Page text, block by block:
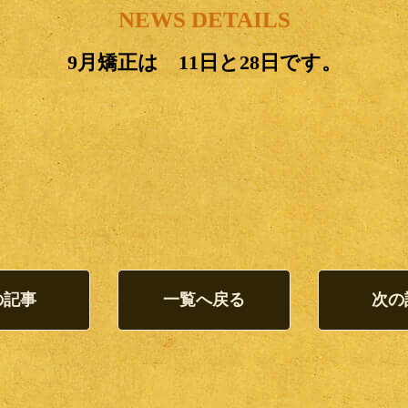
NEWS DETAILS
9月矯正は 11日と28日です。
記事 一覧へ戻る 次